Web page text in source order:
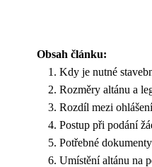
Obsah článku:
Kdy je nutné
Rozměry altánu a
Rozdíl mezi
Postup při podání
Potřebné
Umístění altánu na